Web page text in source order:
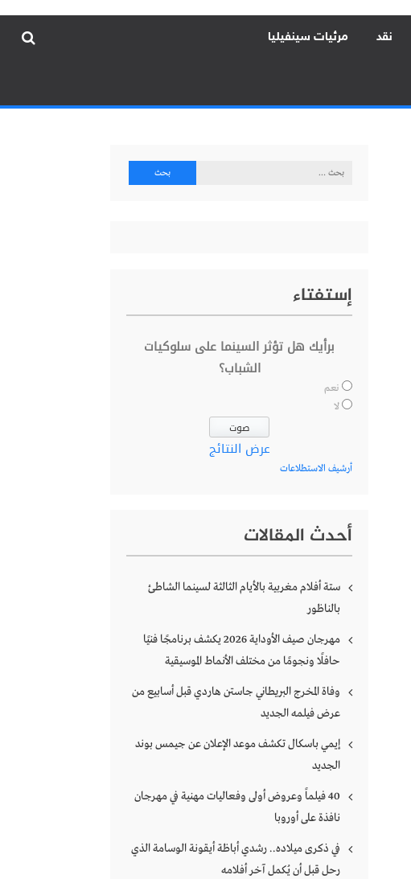
نقد مرئيات سينفيليا
البحث
إستفتاء
برأيك هل تؤثر السينما على سلوكيات
الشباب؟
نعم
لا
عرض النتائج
أرشيف الاستطلاعات
أحدث المقالات
ستة أفلام مغربية بالأيام الثالثة لسينما الشاطئ
بالناظور
مهرجان صيف الأوداية 2026 يكشف برنامجًا فنيًا
حافلًا ونجومًا من مختلف الأنماط الموسيقية
وفاة المخرج البريطاني جاستن هاردي قبل أسابيع من
عرض فيلمه الجديد
إيمي باسكال تكشف موعد الإعلان عن جيمس بوند
الجديد
40 فيلماً وعروض أولى وفعاليات مهنية في مهرجان
نافذة على أوروبا
في ذكرى ميلاده.. رشدي أباظة أيقونة الوسامة الذي
رحل قبل أن يُكمل آخر أفلامه